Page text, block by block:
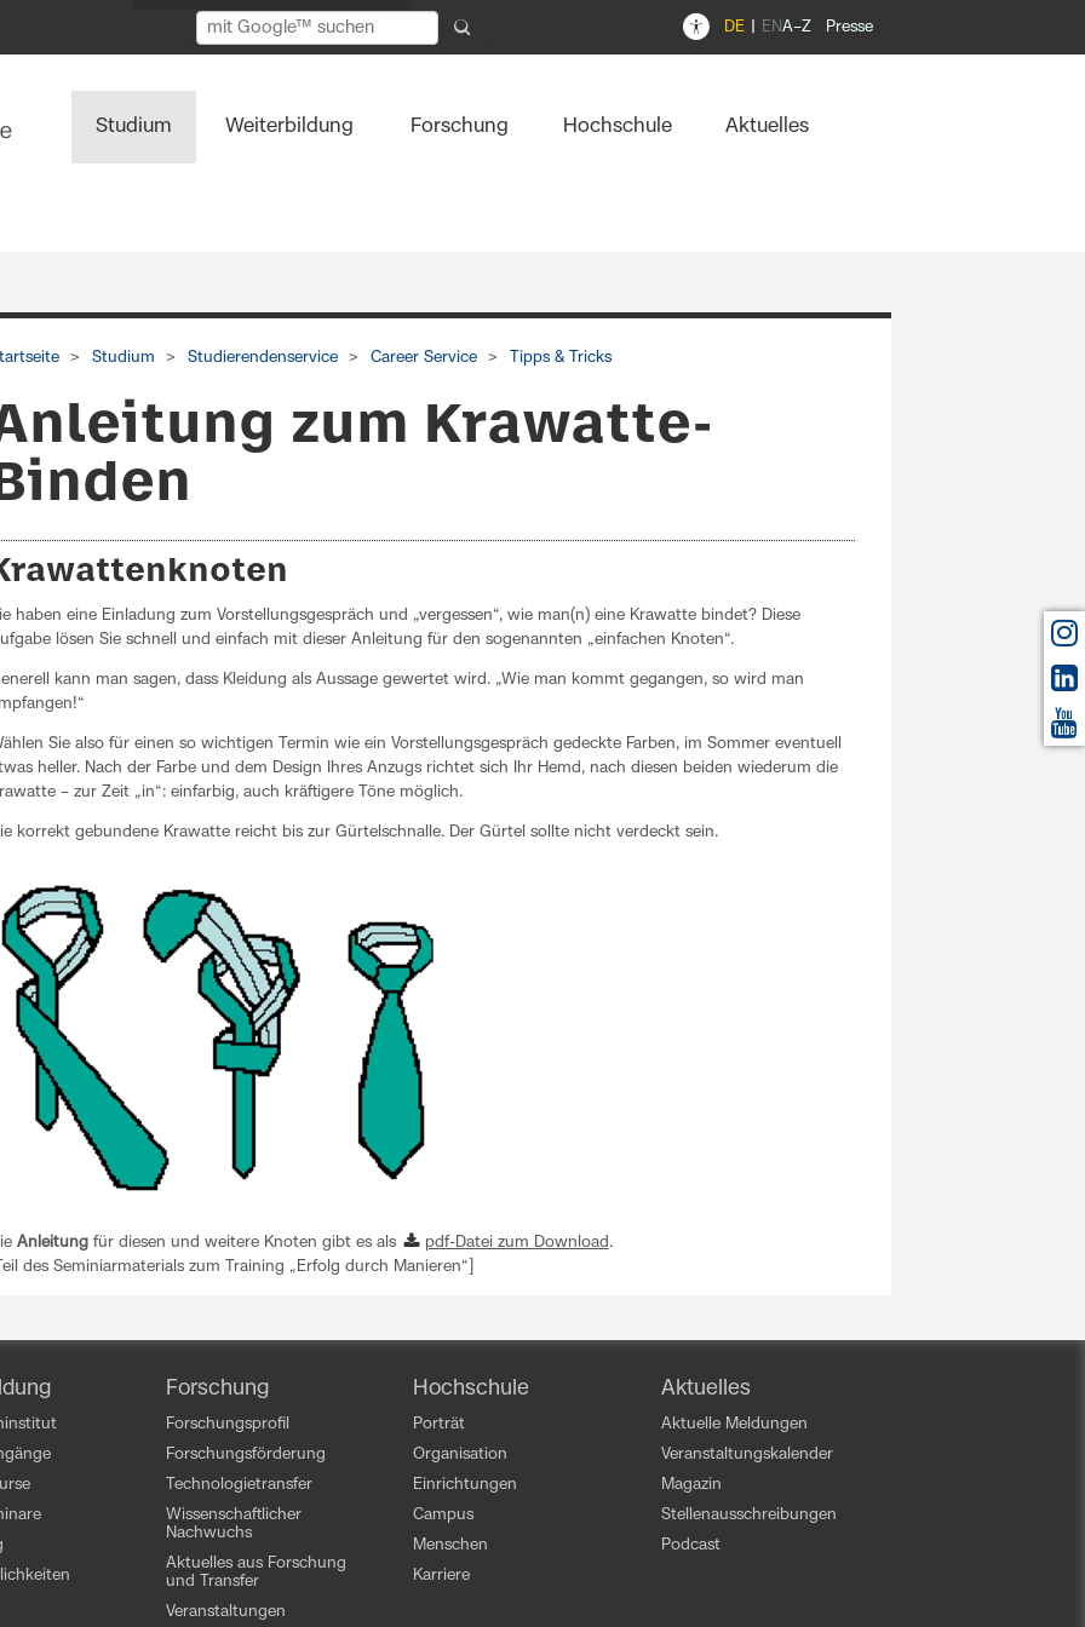
A–Z Presse
DE EN
Studium Weiterbildung Forschung Hochschule Aktuelles
Studium Studierendenservice Career Service Tipps & Tricks
zum Krawatte-
Binden
haben eine Einladung zum Vorstellungsgespräch und „vergessen“, wie man(n) eine Krawatte bindet? Diese
lösen Sie schnell und einfach mit dieser Anleitung für den sogenannten „einfachen Knoten“.
kann man sagen, dass Kleidung als Aussage gewertet wird. „Wie man kommt gegangen, so wird man
Sie also für einen so wichtigen Termin wie ein Vorstellungsgespräch gedeckte Farben, im Sommer eventuell
heller. Nach der Farbe und dem Design Ihres Anzugs richtet sich Ihr Hemd, nach diesen beiden wiederum die
– zur Zeit „in“: einfarbig, auch kräftigere Töne möglich.
korrekt gebundene Krawatte reicht bis zur Gürtelschnalle. Der Gürtel sollte nicht verdeckt sein.
Anleitung für diesen und weitere Knoten gibt es als pdf-Datei zum Download .
des Seminiarmaterials zum Training „Erfolg durch Manieren“]
Forschung
Forschungsprofil
Forschungsförderung
Technologietransfer
Wissenschaftlicher
Nachwuchs
Aktuelles aus Forschung
und Transfer
Veranstaltungen
Hochschule
Porträt
Organisation
Einrichtungen
Campus
Menschen
Karriere
Aktuelles
Aktuelle Meldungen
Veranstaltungskalender
Magazin
Stellenausschreibungen
Podcast